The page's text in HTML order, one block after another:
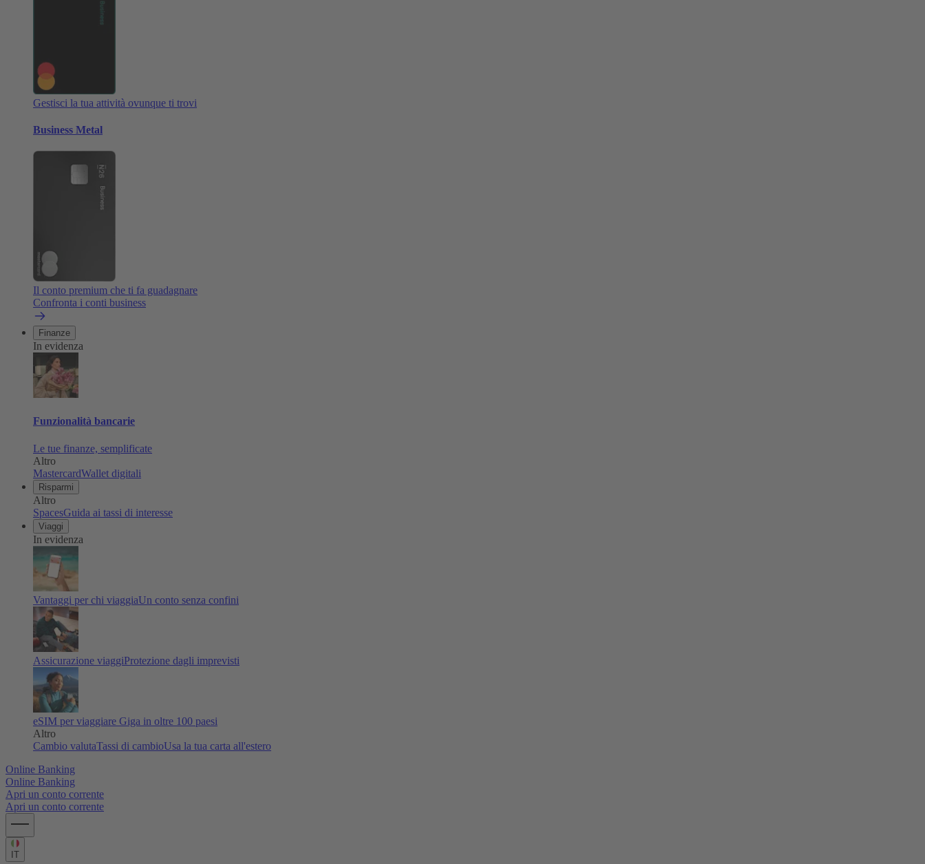
Gestisci la tua attività ovunque ti trovi
Business Metal
Il conto premium che ti fa guadagnare
Confronta i conti business
Finanze
In evidenza
Funzionalità bancarie
Le tue finanze, semplificate
Altro
MastercardWallet digitali
Risparmi
Altro
SpacesGuida ai tassi di interesse
Viaggi
In evidenza
Vantaggi per chi viaggiaUn conto senza confini
Assicurazione viaggiProtezione dagli imprevisti
eSIM per viaggiare Giga in oltre 100 paesi
Altro
Cambio valutaTassi di cambioUsa la tua carta all'estero
Online Banking
Online Banking
Apri un conto corrente
Apri un conto corrente
IT